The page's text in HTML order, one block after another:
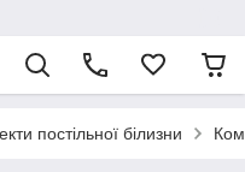
постільної білизни